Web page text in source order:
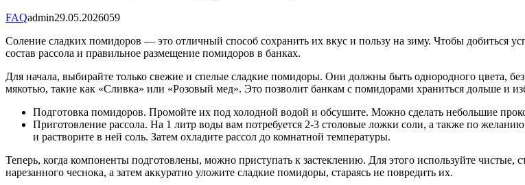
FAQadmin29.05.2026059
Соление сладких помидоров — это отличный способ сохранить их вкус и пользу на зиму. Чтобы добиться
состав рассола и правильное размещение помидоров в банках.
Для начала, выбирайте только свежие и спелые сладкие помидоры. Они должны быть однородного цвета,
мякотью, такие как «Сливка» или «Розовый мед». Это позволит банкам с помидорами храниться дольше и
Подготовка помидоров. Промойте их под холодной водой и обсушите. Можно сделать небольшие
Приготовление рассола. На 1 литр воды вам потребуется 2-3 столовые ложки соли, а также по
и растворите в ней соль. Затем охладите рассол до комнатной температуры.
Теперь, когда компоненты подготовлены, можно приступать к застеклению. Для этого используйте
нарезанного чеснока, а затем аккуратно уложите сладкие помидоры, стараясь не повредить их.